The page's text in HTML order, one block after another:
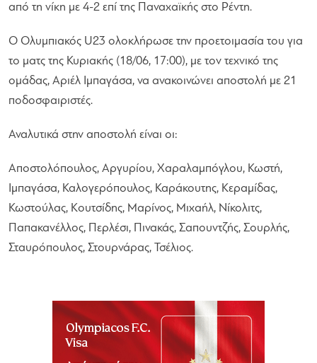
από τη νίκη με 4-2 επί της Παναχαϊκής στο Ρέντη.
Ο Ολυμπιακός U23 ολοκλήρωσε την προετοιμασία του για
το ματς της Κυριακής (18/06, 17:00), με τον τεχνικό της
ομάδας, Αριέλ Ιμπαγάσα, να ανακοινώνει αποστολή με 21
ποδοσφαιριστές.
Αναλυτικά στην αποστολή είναι οι:
Αποστολόπουλος, Αργυρίου, Χαραλαμπόγλου, Κωστή,
Ιμπαγάσα, Καλογερόπουλος, Καράκουτης, Κεραμίδας,
Κωστούλας, Κουτσίδης, Μαρίνος, Μιχαήλ, Νίκολιτς,
Παπακανέλλος, Περλέσι, Πινακάς, Σαπουντζής, Σουρλής,
Σταυρόπουλος, Στουρνάρας, Τσέλιος.